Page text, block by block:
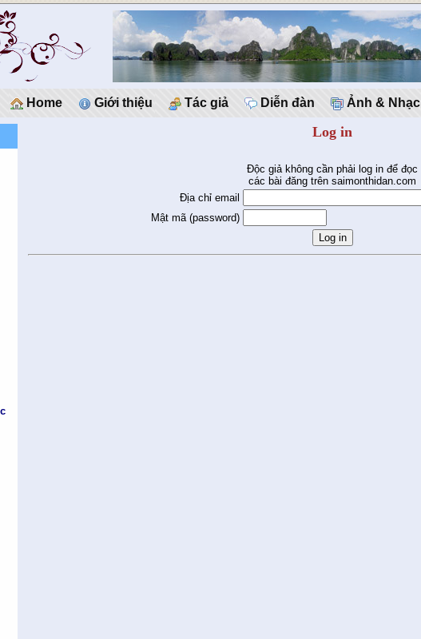
Home Giới thiệu Tác giả Diễn đàn Ảnh & Nhạc
Log in
Độc giả không cần phải log in để đọc
các bài đăng trên saimonthidan.com
Địa chỉ email
Mật mã (password)